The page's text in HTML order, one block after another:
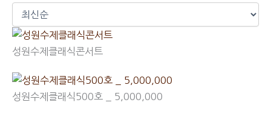
성원수제클래식콘서트
성원수제클래식500호 _ 5,000,000